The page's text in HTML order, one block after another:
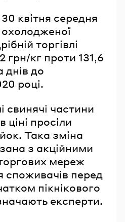
квітня середня
охолодженої
торгівлі
грн/кг проти 131,6
днів до
році.
свинячі частини
просіли
Така зміна
з акційними
мереж
споживачів перед
пікнікового
експерти.